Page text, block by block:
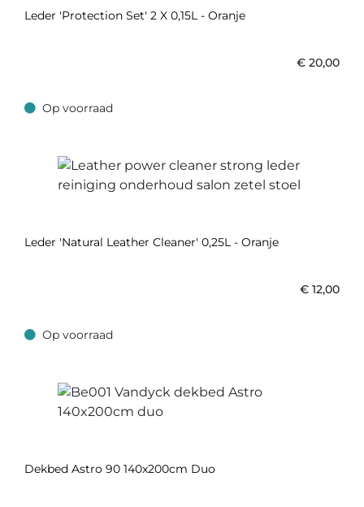
Leder 'Protection Set' 2 X 0,15L - Oranje
€ 20,00
Op voorraad
Op voorraad
Leder 'Natural Leather Cleaner' 0,25L - Oranje
€ 12,00
Op voorraad
Op voorraad
Dekbed Astro 90 140x200cm Duo